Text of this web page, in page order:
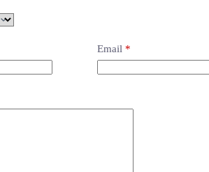
Email *